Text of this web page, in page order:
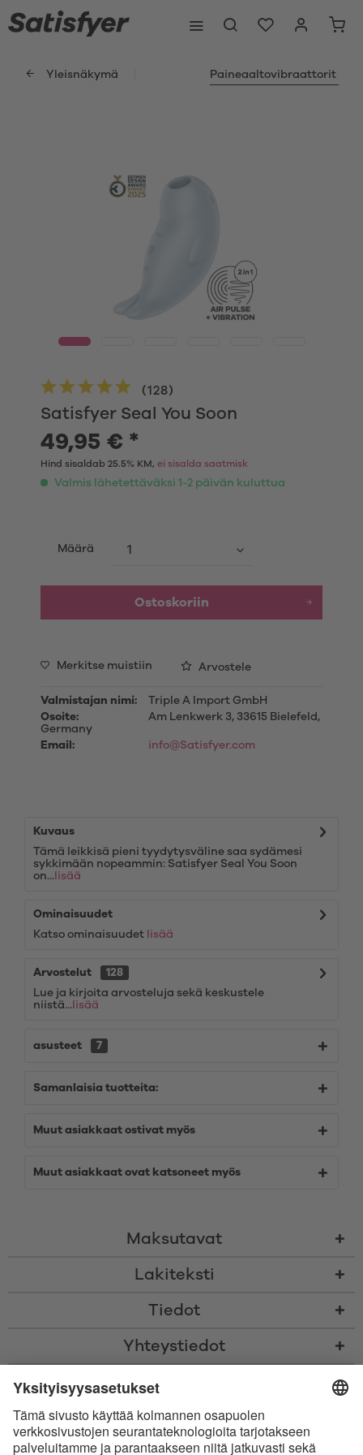
Yleisnäkymä Paineaaltovibraattorit
Satisfyer Seal You Soon
(128)
49,95 € *
Hind sisaldab 25.5% KM, ei sisalda saatmisk
Valmis lähetettäväksi 1-2 päivän kuluttua
Määrä
Ostoskoriin
Merkitse muistiin Arvostele
Valmistajan nimi:
Triple A Import GmbH
Osoite:
Am Lenkwerk 3, 33615 Bielefeld,
Germany
Email:
info@Satisfyer.com
Kuvaus
Tämä leikkisä pieni tyydytysväline saa sydämesi
sykkimään nopeammin: Satisfyer Seal You Soon
on... lisää
Ominaisuudet
Katso ominaisuudet lisää
Arvostelut
128
Lue ja kirjoita arvosteluja sekä keskustele
niistä... lisää
asusteet 7
Samanlaisia tuotteita:
Muut asiakkaat ostivat myös
Muut asiakkaat ovat katsoneet myös
Maksutavat
Lakiteksti
Tiedot
Yhteystiedot
sekä
tarvittaessa postiennakkomaksut, ellei toisin ole ilmoitettu
* Bluetooth®-sanamerkki ja logot ovat Bluetooth SIG, Inc.:in omistamia
rekisteröityjä tavaramerkkejä, ja Satisfyer GmbH käyttää niitä